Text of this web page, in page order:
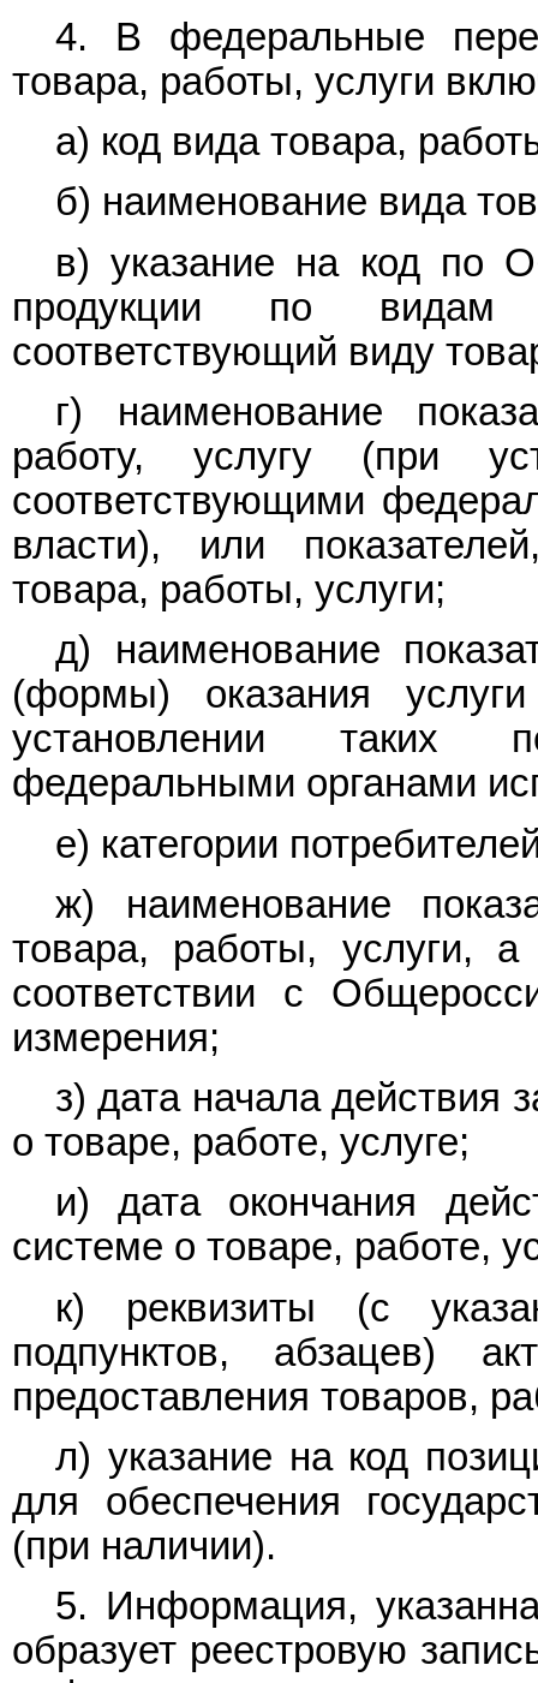
4. В федеральные
товара, работы, услуги
а) код вида товара,
б) наименование вида
в) указание на код по
продукции по видам
соответствующий виду
г) наименование
работу, услугу (при
соответствующими
власти), или
товара, работы, услуги;
д) наименование
(формы) оказания
установлении таких
федеральными органами
е) категории
ж) наименование
товара, работы, услуги,
соответствии с
измерения;
з) дата начала действия
о товаре, работе, услуге;
и) дата окончания
системе о товаре, работе,
к) реквизиты (с
подпунктов, абзацев)
предоставления товаров,
л) указание на код
для обеспечения
(при наличии).
5. Информация,
образует реестровую